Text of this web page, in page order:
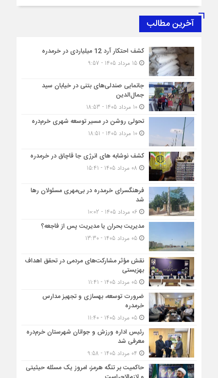
آخرین مطالب
کشف احتکار آرد 12 میلیاردی در خرمدره
15 مرداد 1405 - 9:57
جانمایی صندلی‌های بتنی در خیابان سید
جمال‌الدین
10 مرداد 1405 - 18:53
تحولی روشن در مسیر توسعه شهری خرم‌دره
10 مرداد 1405 - 18:51
کشف نوشابه های انرژی جا قاچاق در خرمدره
فرهنگسرای خرمدره در بی‌مهری مسئولان رها
شد
06 مرداد 1405 - 10:02
مدیریت بحران یا مدیریت پس از فاجعه؟
05 مرداد 1405 - 13:30
نقش مؤثر مشارکت‌های مردمی در تحقق اهداف
بهزیستی
05 مرداد 1405 - 11:41
ضرورت توسعه، بهسازی و تجهیز مدارس
خرمدره
05 مرداد 1405 - 11:40
رئیس اداره ورزش و جوانان شهرستان خرم‌دره
معرفی شد
حاکمیت بر تنگه هرمز، امروز یک مسئله حیثیتی